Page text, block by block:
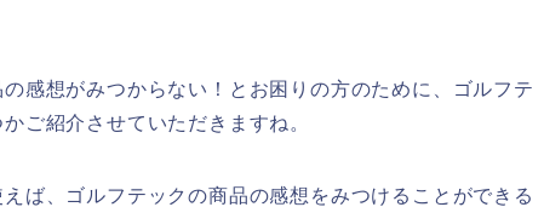
感想がみつからない！とお困りの方のために、ゴルフテ
ご紹介させていただきますね。
ば、ゴルフテックの商品の感想をみつけることができる